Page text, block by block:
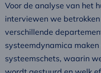
Voor de analyse van het
interviewen we
verschillende
systeemdynamica
systeemschets, waarin